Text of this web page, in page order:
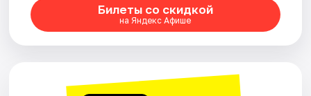
Билеты со скидкой
на Яндекс Афише